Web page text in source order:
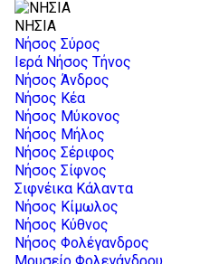
ΝΗΣΙΑ
Νήσος Σύρος
Ιερά Νήσος Τήνος
Νήσος Άνδρος
Νήσος Κέα
Νήσος Μύκονος
Νήσος Μήλος
Νήσος Σέριφος
Νήσος Σίφνος
Σιφνέικα Κάλαντα
Νήσος Κίμωλος
Νήσος Κύθνος
Νήσος Φολέγανδρος